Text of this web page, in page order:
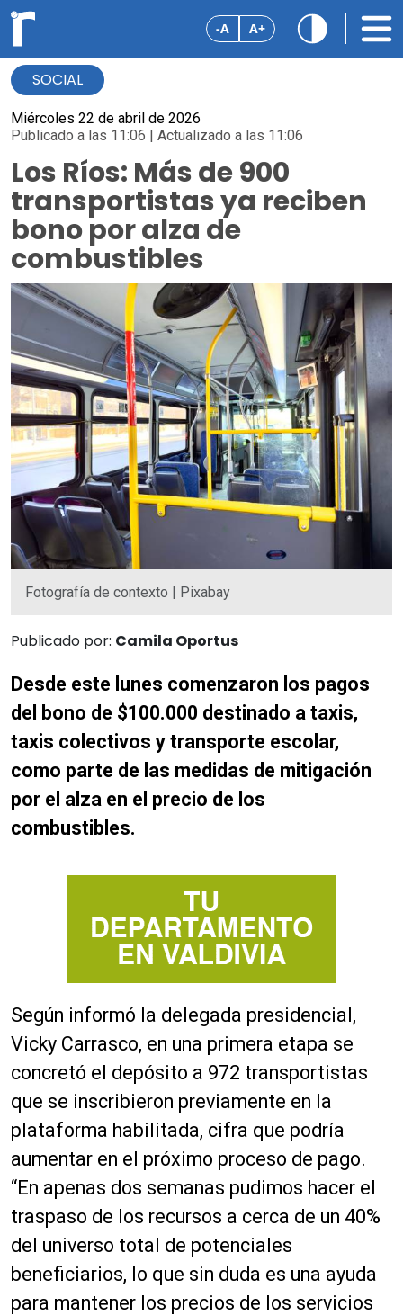
-A A+
SOCIAL
Miércoles 22 de abril de 2026
Publicado a las 11:06 | Actualizado a las 11:06
Los Ríos: Más de 900
transportistas ya reciben
bono por alza de
combustibles
Fotografía de contexto | Pixabay
Publicado por: Camila Oportus
Desde este lunes comenzaron los pagos
del bono de $100.000 destinado a taxis,
taxis colectivos y transporte escolar,
como parte de las medidas de mitigación
por el alza en el precio de los
combustibles.
Según informó la delegada presidencial,
Vicky Carrasco, en una primera etapa se
concretó el depósito a 972 transportistas
que se inscribieron previamente en la
plataforma habilitada, cifra que podría
aumentar en el próximo proceso de pago.
“En apenas dos semanas pudimos hacer el
traspaso de los recursos a cerca de un 40%
del universo total de potenciales
beneficiarios, lo que sin duda es una ayuda
para mantener los precios de los servicios